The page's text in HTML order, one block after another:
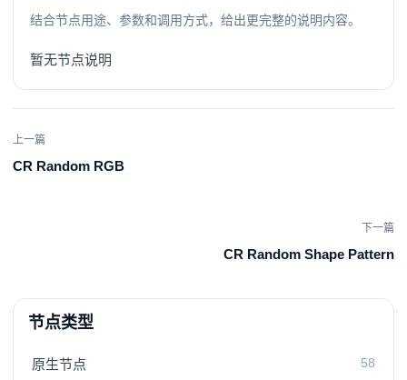
结合节点用途、参数和调用方式，给出更完整的说明内容。
暂无节点说明
上一篇
CR Random RGB
下一篇
CR Random Shape Pattern
节点类型
原生节点 58